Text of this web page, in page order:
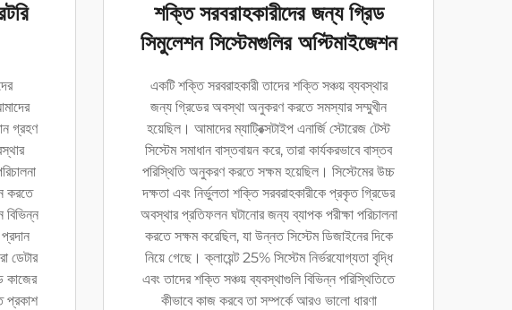
গ্রহণ
করতে
বিভিন্ন
ডেটার
কাজের
প্রকাশ
শক্তি সরবরাহকারীদের জন্য গ্রিড
সিমুলেশন সিস্টেমগুলির অপ্টিমাইজেশন
একটি শক্তি সরবরাহকারী তাদের শক্তি সঞ্চয় ব্যবস্থার
জন্য গ্রিডের অবস্থা অনুকরণ করতে সমস্যার সম্মুখীন
হয়েছিল। আমাদের ম্যাট্রিক্সটাইপ এনার্জি স্টোরেজ টেস্ট
সিস্টেম সমাধান বাস্তবায়ন করে, তারা কার্যকরভাবে বাস্তব
পরিস্থিতি অনুকরণ করতে সক্ষম হয়েছিল। সিস্টেমের উচ্চ
দক্ষতা এবং নির্ভুলতা শক্তি সরবরাহকারীকে প্রকৃত গ্রিডের
অবস্থার প্রতিফলন ঘটানোর জন্য ব্যাপক পরীক্ষা পরিচালনা
করতে সক্ষম করেছিল, যা উন্নত সিস্টেম ডিজাইনের দিকে
নিয়ে গেছে। ক্লায়েন্ট 25% সিস্টেম নির্ভরযোগ্যতা বৃদ্ধি
এবং তাদের শক্তি সঞ্চয় ব্যবস্থাগুলি বিভিন্ন পরিস্থিতিতে
কীভাবে কাজ করবে তা সম্পর্কে আরও ভালো ধারণা